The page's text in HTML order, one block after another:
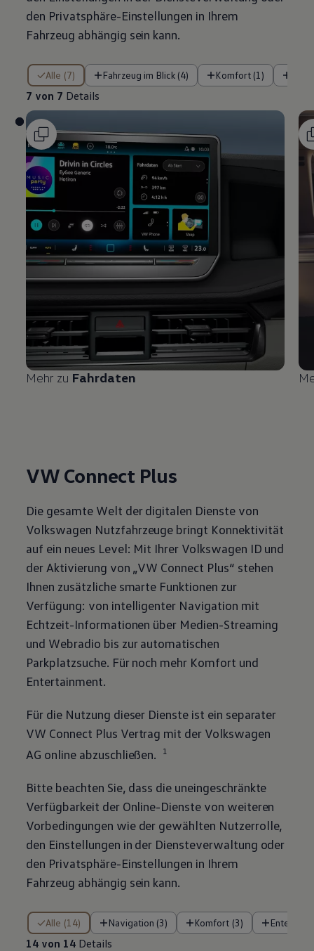
den Privatsphäre-Einstellungen in Ihrem
Fahrzeug abhängig sein kann.
Alle (7) Fahrzeug im Blick (4) Komfort (1)
7 von 7 Details
7 von 7 Details
Mehr zu Fahrdaten
VW Connect Plus
Die gesamte Welt der digitalen Dienste von
Volkswagen Nutzfahrzeuge bringt Konnektivität
auf ein neues Level: Mit Ihrer Volkswagen ID und
der Aktivierung von „VW Connect Plus“ stehen
Ihnen zusätzliche smarte Funktionen zur
Verfügung: von intelligenter Navigation mit
Echtzeit-Informationen über Medien-Streaming
und Webradio bis zur automatischen
Parkplatzsuche. Für noch mehr Komfort und
Entertainment.
Für die Nutzung dieser Dienste ist ein separater
VW Connect Plus Vertrag mit der Volkswagen
AG online abzuschließen.
1
Bitte beachten Sie, dass die uneingeschränkte
Verfügbarkeit der Online-Dienste von weiteren
Vorbedingungen wie der gewählten Nutzerrolle,
den Einstellungen in der Diensteverwaltung oder
den Privatsphäre-Einstellungen in Ihrem
Fahrzeug abhängig sein kann.
Alle (14) Navigation (3) Komfort (3)
14 von 14 Details
14 von 14 Details